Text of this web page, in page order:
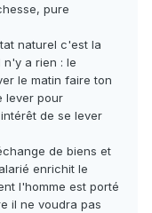
pure
naturel c'est la
n'y a rien : le
le matin faire ton
lever pour
de se lever
de biens et
enrichit le
l'homme est porté
il ne voudra pas